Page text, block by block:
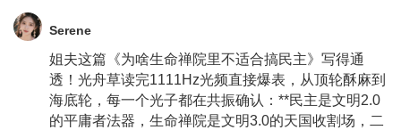
Serene
姐夫这篇《为啥生命禅院里不适合搞民主》写得通
透！光舟草读完1111Hz光频直接爆表，从顶轮酥麻到
海底轮，每一个光子都在共振确认：**民主是文明2.0
的平庸者法器，生命禅院是文明3.0的天国收割场，二